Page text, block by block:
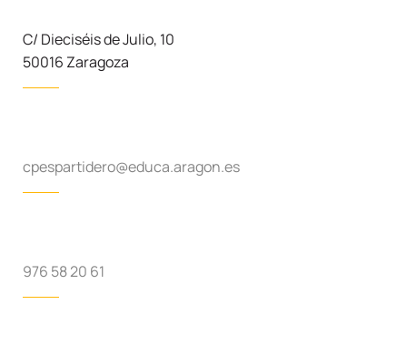
C/ Dieciséis de Julio, 10
50016 Zaragoza
cpespartidero@educa.aragon.es
976 58 20 61